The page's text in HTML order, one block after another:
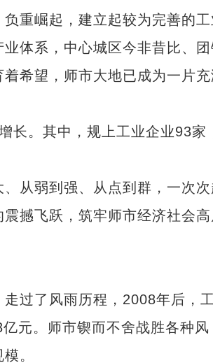
重崛起，建立起较为完善的工
体系，中心城区今非昔比、团
希望，师市大地已成为一片充
。其中，规上工业企业93家
从弱到强、从点到群，一次次
撼飞跃，筑牢师市经济社会高
过了风雨历程，2008年后，
元。师市锲而不舍战胜各种风
。